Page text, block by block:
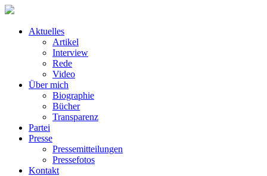
Aktuelles
Artikel
Interview
Rede
Video
Über mich
Biographie
Bücher
Transparenz
Partei
Presse
Pressemitteilungen
Pressefotos
Kontakt